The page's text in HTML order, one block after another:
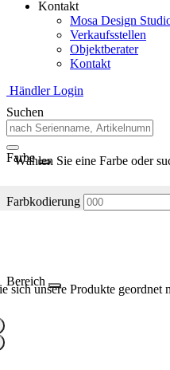
Kontakt
Mosa Design
Verkaufsstellen
Objektberater
Kontakt
Händler Login
Suchen
Farbe
Wählen Sie eine Farbe oder
Farbkodierung
Bereich
sich unsere Produkte